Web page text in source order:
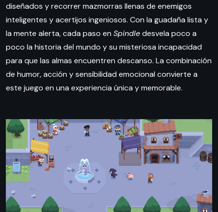
diseñados y recorrer mazmorras llenas de enemigos
inteligentes y acertijos ingeniosos. Con la guadaña lista y
la mente alerta, cada paso en Spindledesvela poco a
poco la historia del mundo y su misteriosa incapacidad
para que las almas encuentren descanso. La combinación
de humor, acción y sensibilidad emocional convierte a
este juego en una experiencia única y memorable.